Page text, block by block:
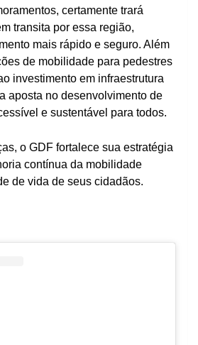
certamente trará
transita por essa região,
mais rápido e seguro. Além
de mobilidade para pedestres
investimento em infraestrutura
aposta no desenvolvimento de
e sustentável para todos.
o GDF fortalece sua estratégia
contínua da mobilidade
de vida de seus cidadãos.